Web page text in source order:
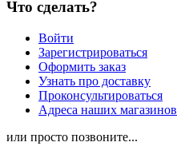
Что сделать?
Войти
Зарегистрироваться
Оформить заказ
Узнать про доставку
Проконсультироваться
Адреса наших магазинов
или просто позвоните...